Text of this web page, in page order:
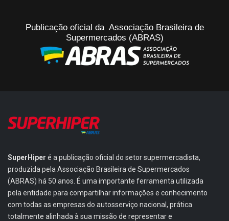
Publicação oficial da Associação Brasileira de
Supermercados (ABRAS)
SuperHiper é a publicação oficial do setor supermercadista,
produzida pela Associação Brasileira de Supermercados
(ABRAS) há 50 anos. É uma importante ferramenta utilizada
pela entidade para compartilhar informações e conhecimento
com todas as empresas do autosserviço nacional, prática
totalmente alinhada à sua missão de representar e